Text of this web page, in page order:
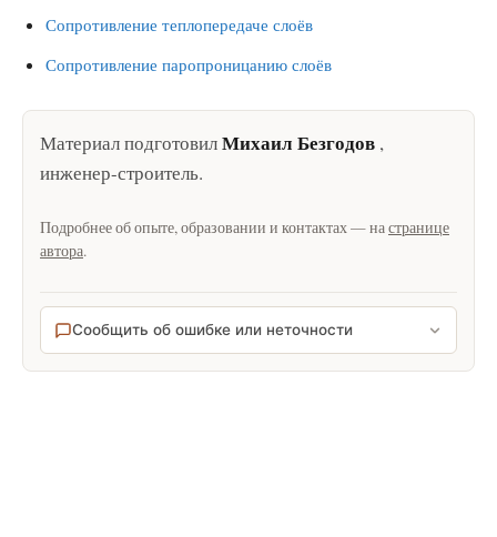
Сопротивление теплопередаче слоёв
Сопротивление паропроницанию слоёв
Материал подготовилМихаил Безгодов ,
инженер-строитель.
Подробнее об опыте, образовании и контактах — настранице
автора.
Сообщить об ошибке или неточности